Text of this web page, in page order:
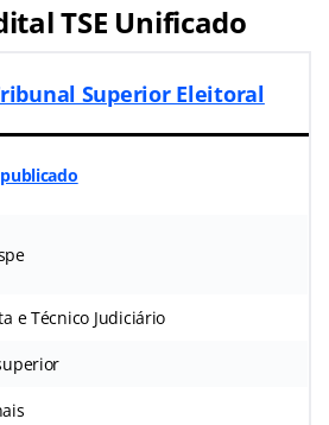
TSE Unificado
Superior Eleitoral
e Técnico Judiciário